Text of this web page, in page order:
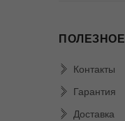
ПОЛЕЗНОЕ
Контакты
Гарантия
Доставка